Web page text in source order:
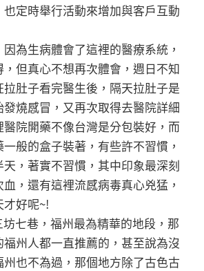
定時舉行活動來增加與客戶互動
為生病體會了這裡的醫療系統，
但真心不想再次體會，週日不知
肚子看完醫生後，隔天拉肚子是
燒感冒，又再次取得去醫院詳細
院開藥不像台灣是分包裝好，而
般的盒子裝著，有些許不習慣，
，著實不習慣，其中印象最深刻
，還有這裡流感病毒真心兇猛，
好呢~!
七巷，福州最為精華的地段，那
州人都一直推薦的，甚至說為沒
也不為過，那個地方除了古色古